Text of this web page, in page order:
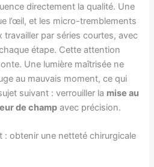
directement la qualité. Une
l’œil, et les micro-tremblements
travailler par séries courtes, avec
étape. Cette attention
Une lumière maîtrisée ne
au mauvais moment, ce qui
suivant : verrouiller la mise au
de champ avec précision.
: obtenir une netteté chirurgicale